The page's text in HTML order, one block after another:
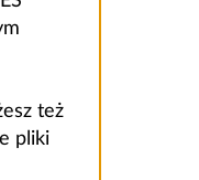
też
pliki